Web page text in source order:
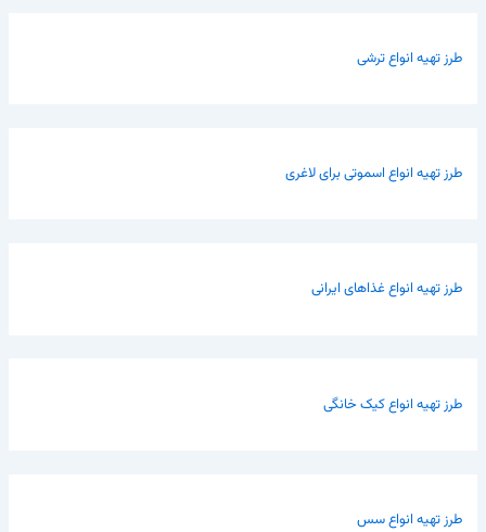
طرز تهیه انواع ترشی
طرز تهیه انواع اسموتی برای لاغری
طرز تهیه انواع غذاهای ایرانی
طرز تهیه انواع کیک خانگی
طرز تهیه انواع سس